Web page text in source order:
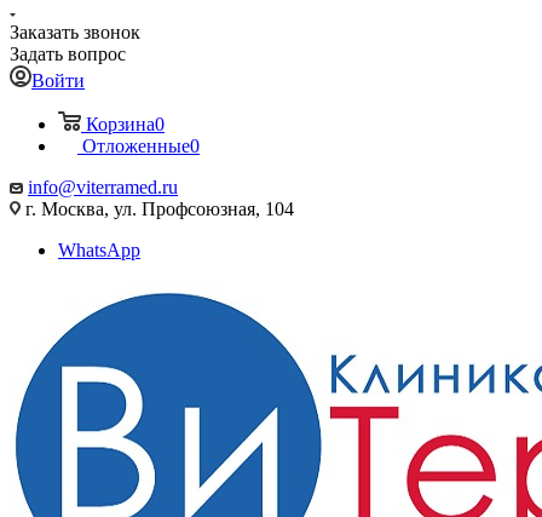
Заказать звонок
Задать вопрос
Войти
Корзина0
Отложенные0
info@viterramed.ru
г. Москва, ул. Профсоюзная, 104
WhatsApp